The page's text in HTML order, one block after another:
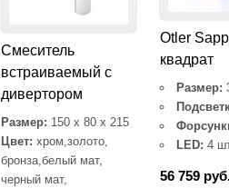
Cмеситель
встраиваемый с
дивертором
Размер: 150 x 80 x 215
Цвет: хром,золото,
бронза,белый мат,
черный мат,
Otler
квадрат
Размер:
LED: 4
56 759